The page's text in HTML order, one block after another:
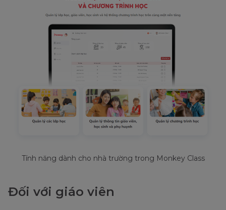
Tính năng dành cho nhà trường trong Monkey Class
Đối với giáo viên